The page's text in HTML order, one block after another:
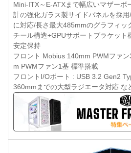
Mini-ITX～E-ATXまで幅広いマザーボ
計の強化ガラス製サイドパネルを採
に対応/長さ最大485mmのグラフィッ
チール構造+GPUサポートブラケット
安定保持
フロント Mobius 140mm PWMファ
m PWMファン1基 標準搭載
フロントI/Oポート : USB 3.2 Gen2
360mmまでの大型ラジエータ対応 な